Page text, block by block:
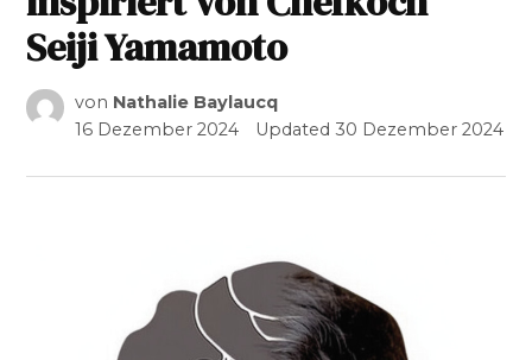
Seiji Yamamoto
von Nathalie Baylaucq
16 Dezember 2024
Updated30 Dezember 2024